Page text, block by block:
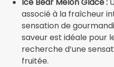
associé à la fraîcheur
sensation de
saveur est idéale pour
recherche d’une
fruitée.